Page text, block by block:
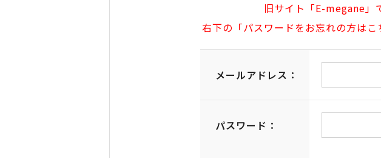
旧サイト「E-megane」
右下の「パスワードをお忘れの方はこ
メールアドレス：
パスワード：